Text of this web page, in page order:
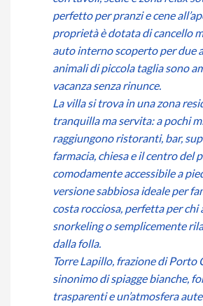
perfetto per pranzi e cene
proprietà è dotata di cancello
auto interno scoperto per due
animali di piccola taglia sono
vacanza senza rinunce.
La villa si trova in una zona
tranquilla ma servita: a pochi
raggiungono ristoranti, bar,
farmacia, chiesa e il centro del
comodamente accessibile a
versione sabbiosa ideale per
costa rocciosa, perfetta per chi
snorkeling o semplicemente
dalla folla.
Torre Lapillo, frazione di Porto
sinonimo di spiagge bianche,
trasparenti e un’atmosfera